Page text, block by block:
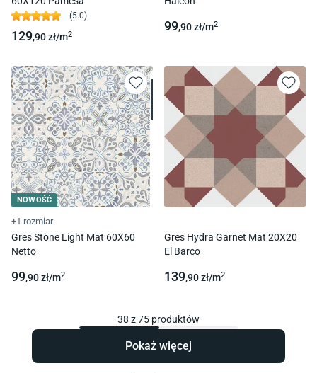
(5.0)
129,90zł/m2
99,90zł/m2
NOWOŚĆ
+1 rozmiar
Gres Stone Light Mat 60X60
Netto
99,90zł/m2
Gres Hydra Garnet Mat 20X20
El Barco
139,90zł/m2
38 z75 produktów
Pokaż więcej